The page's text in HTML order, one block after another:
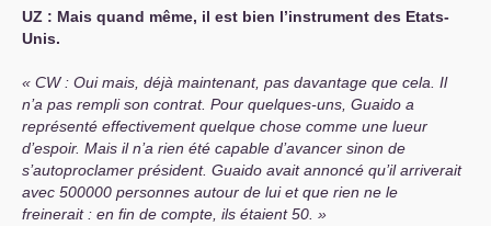
UZ : Mais quand même, il est bien l’instrument des Etats-
Unis.
CW: Oui mais, déjà maintenant, pas davantage que cela. Il
n’a pas rempli son contrat. Pour quelques-uns, Guaido a
représenté effectivement quelque chose comme une lueur
d’espoir. Mais il n’a rien été capable d’avancer sinon de
s’autoproclamer président. Guaido avait annoncé qu’il arriverait
avec 500000 personnes autour de lui et que rien ne le
freinerait : en fin de compte, ils étaient 50.